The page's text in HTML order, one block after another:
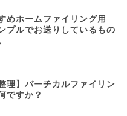
めホームファイリング用
プルでお送りしているもの
理】バーチカルファイリン
ですか？